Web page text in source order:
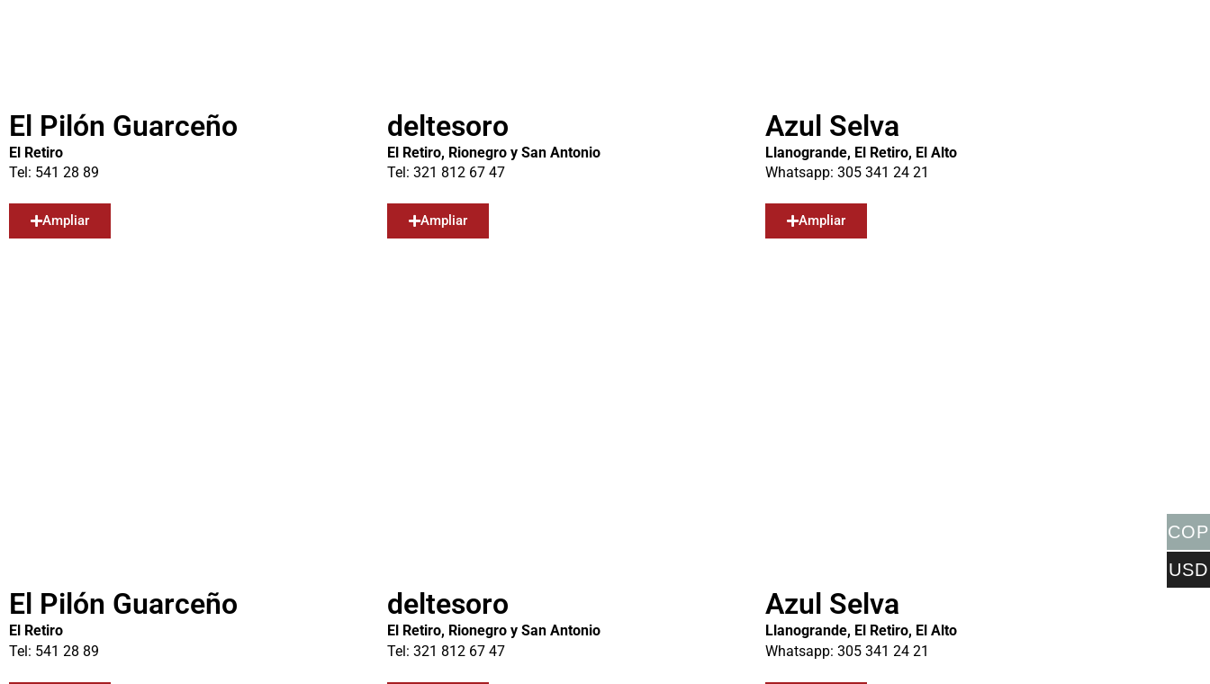
El Pilón Guarceño
El Retiro
Tel: 541 28 89
Ampliar
deltesoro
El Retiro, Rionegro y San Antonio
Tel: 321 812 67 47
Ampliar
Azul Selva
Llanogrande, El Retiro, El Alto
Whatsapp: 305 341 24 21
Ampliar
El Pilón Guarceño
El Retiro
Tel: 541 28 89
deltesoro
El Retiro, Rionegro y San Antonio
Tel: 321 812 67 47
Azul Selva
Llanogrande, El Retiro, El Alto
Whatsapp: 305 341 24 21
COP
USD